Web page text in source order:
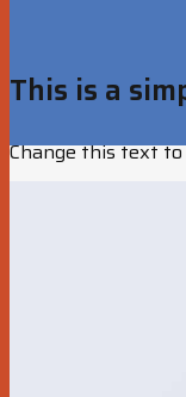
This is a
Change this text